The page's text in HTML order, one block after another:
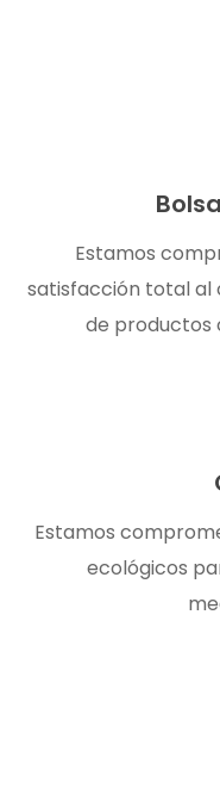
Estamos
satisfacción total al
de productos
Estamos
ecológicos